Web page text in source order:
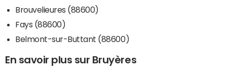
Brouvelieures (88600)
Fays (88600)
Belmont-sur-Buttant (88600)
En savoir plus sur Bruyères